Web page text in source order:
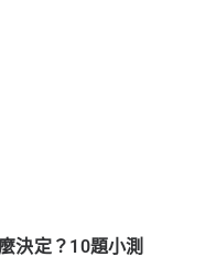
決定？10題小測